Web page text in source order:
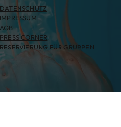
DATENSCHUTZ
IMPRESSUM
AGB
PRESS CORNER
RESERVIERUNG FÜR GRUPPEN